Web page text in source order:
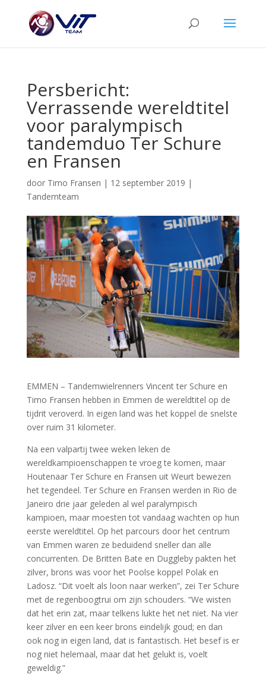
Persbericht:
Verrassende wereldtitel
voor paralympisch
tandemduo Ter Schure
en Fransen
door Timo Fransen | 12 september 2019 |
Tandemteam
EMMEN – Tandemwielrenners Vincent ter Schure en
Timo Fransen hebben in Emmen de wereldtitel op de
tijdrit veroverd. In eigen land was het koppel de snelste
over ruim 31 kilometer.
Na een valpartij twee weken leken de
wereldkampioenschappen te vroeg te komen, maar
Houtenaar Ter Schure en Fransen uit Weurt bewezen
het tegendeel. Ter Schure en Fransen werden in Rio de
Janeiro drie jaar geleden al wel paralympisch
kampioen, maar moesten tot vandaag wachten op hun
eerste wereldtitel. Op het parcours door het centrum
van Emmen waren ze beduidend sneller dan alle
concurrenten. De Britten Bate en Duggleby pakten het
zilver, brons was voor het Poolse koppel Polak en
Ladosz. “Dit voelt als loon naar werken”, zei Ter Schure
met de regenboogtrui om zijn schouders. “We wisten
dat het erin zat, maar telkens lukte het net niet. Na vier
keer zilver en een keer brons eindelijk goud; en dan
ook nog in eigen land, dat is fantastisch. Het besef is er
nog niet helemaal, maar dat het gelukt is, voelt
geweldig.”